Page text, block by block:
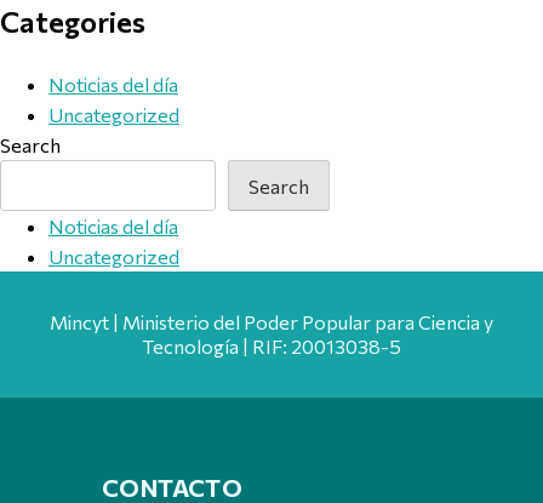
Categories
Noticias del día
Uncategorized
Search
Search
Noticias del día
Uncategorized
Mincyt | Ministerio del Poder Popular para Ciencia y
Tecnología | RIF: 20013038-5
CONTACTO